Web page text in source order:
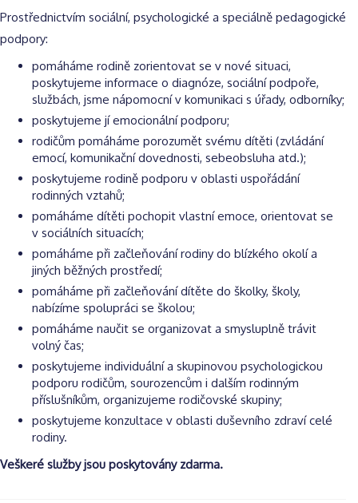
Prostřednictvím sociální, psychologické a speciálně pedagogické
podpory:
pomáháme rodině zorientovat se v nové situaci,
poskytujeme informace o diagnóze, sociální podpoře,
službách, jsme nápomocní v komunikaci s úřady, odborníky;
poskytujeme jí emocionální podporu;
rodičům pomáháme porozumět svému dítěti (zvládání
emocí, komunikační dovednosti, sebeobsluha atd.);
poskytujeme rodině podporu v oblasti uspořádání
rodinných vztahů;
pomáháme dítěti pochopit vlastní emoce, orientovat se
v sociálních situacích;
pomáháme při začleňování rodiny do blízkého okolí a
jiných běžných prostředí;
pomáháme při začleňování dítěte do školky, školy,
nabízíme spolupráci se školou;
pomáháme naučit se organizovat a smysluplně trávit
volný čas;
poskytujeme individuální a skupinovou psychologickou
podporu rodičům, sourozencům i dalším rodinným
příslušníkům, organizujeme rodičovské skupiny;
poskytujeme konzultace v oblasti duševního zdraví celé
rodiny.
Veškeré služby jsou poskytovány zdarma.